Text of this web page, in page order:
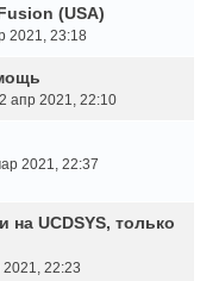
(USA)
2021, 23:18
апр 2021, 22:10
2021, 22:37
UCDSYS, только
22:23